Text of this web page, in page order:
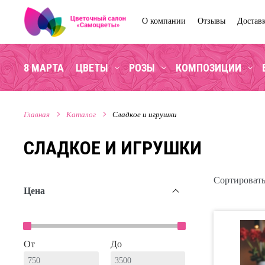
О компании Отзывы
8 МАРТА ЦВЕТЫ РОЗЫ КОМПОЗИЦИИ
Главная Каталог Сладкое и игрушки
СЛАДКОЕ И ИГРУШКИ
Цена
От До